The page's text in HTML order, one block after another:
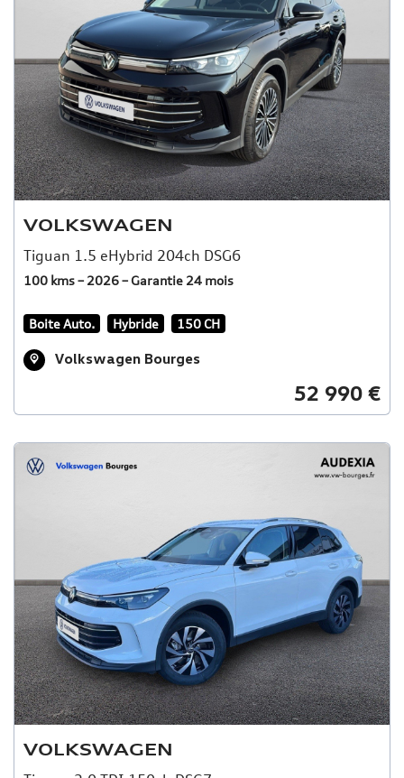
VOLKSWAGEN
Tiguan 1.5 eHybrid 204ch DSG6
100 kms – 2026 – Garantie 24 mois
Boite Auto. Hybride 150 CH
Volkswagen Bourges
52 990 €
VOLKSWAGEN